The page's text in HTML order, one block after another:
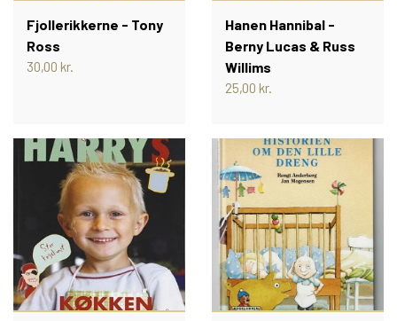
PIXI PEGEBOG
LÆR TAL MED PIXI
PIXI-ALFABETET - LÆR BOGSTAVER
MED PIXI
PIXI EKSPEDITIONEN
PIXI-JULEKALENDER
Fjollerikkerne - Tony
Ross
30,00 kr.
Hanen Hannibal -
Berny Lucas & Russ
Willims
25,00 kr.